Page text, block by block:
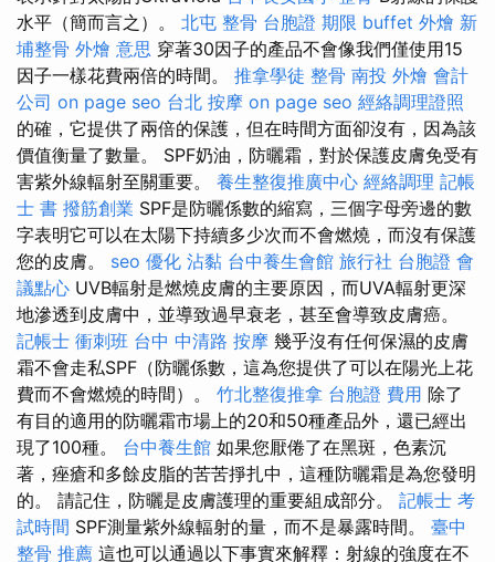
水平（簡而言之）。 北屯 整骨 台胞證 期限 buffet 外燴 新
埔整骨 外燴 意思 穿著30因子的產品不會像我們僅使用15
因子一樣花費兩倍的時間。 推拿學徒 整骨 南投 外燴 會計
公司 on page seo 台北 按摩 on page seo 經絡調理證照
的確，它提供了兩倍的保護，但在時間方面卻沒有，因為該
價值衡量了數量。 SPF奶油，防曬霜，對於保護皮膚免受有
害紫外線輻射至關重要。 養生整復推廣中心 經絡調理 記帳
士 書 撥筋創業 SPF是防曬係數的縮寫，三個字母旁邊的數
字表明它可以在太陽下持續多少次而不會燃燒，而沒有保護
您的皮膚。 seo 優化 沾黏 台中養生會館 旅行社 台胞證 會
議點心 UVB輻射是燃燒皮膚的主要原因，而UVA輻射更深
地滲透到皮膚中，並導致過早衰老，甚至會導致皮膚癌。
記帳士 衝刺班 台中 中清路 按摩 幾乎沒有任何保濕的皮膚
霜不會走私SPF（防曬係數，這為您提供了可以在陽光上花
費而不會燃燒的時間）。 竹北整復推拿 台胞證 費用 除了
有目的適用的防曬霜市場上的20和50種產品外，還已經出
現了100種。 台中養生館 如果您厭倦了在黑斑，色素沉
著，痤瘡和多餘皮脂的苦苦掙扎中，這種防曬霜是為您發明
的。 請記住，防曬是皮膚護理的重要組成部分。 記帳士 考
試時間 SPF測量紫外線輻射的量，而不是暴露時間。 臺中
整骨 推薦 這也可以通過以下事實來解釋：射線的強度在不